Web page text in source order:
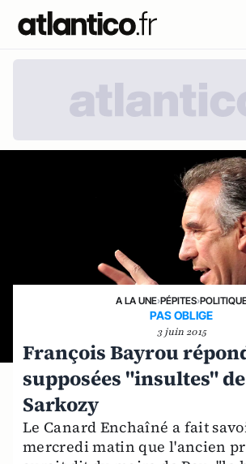
A LA UNE›PÉPITES›
PAS OBLIGE
3 juin 2015
François Bayrou
supposées "insultes"
Sarkozy
Le Canard Enchaîné a fait
mercredi matin que l'ancien